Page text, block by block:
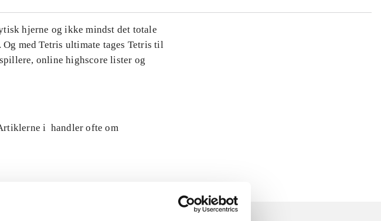
hjerne og ikke mindst det totale
med Tetris ultimate tages Tetris til
online highscore lister og
i handler ofte om